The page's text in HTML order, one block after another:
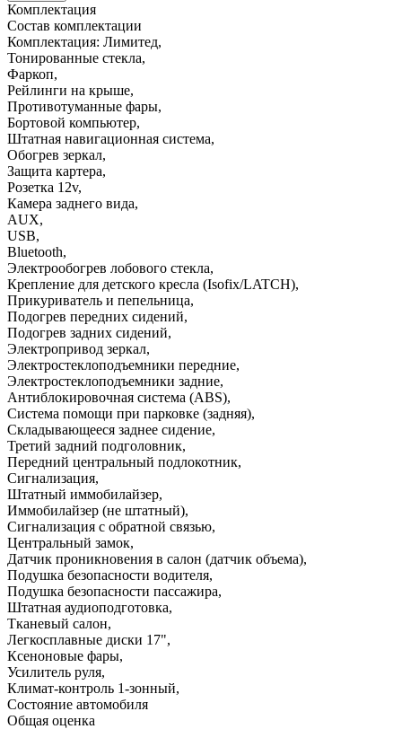
Комплектация
Состав комплектации
Комплектация: Лимитед,
Тонированные стекла,
Фаркоп,
Рейлинги на крыше,
Противотуманные фары,
Бортовой компьютер,
Штатная навигационная система,
Обогрев зеркал,
Защита картера,
Розетка 12v,
Камера заднего вида,
AUX,
USB,
Bluetooth,
Электрообогрев лобового стекла,
Крепление для детского кресла (Isofix/LATCH),
Прикуриватель и пепельница,
Подогрев передних сидений,
Подогрев задних сидений,
Электропривод зеркал,
Электростеклоподъемники передние,
Электростеклоподъемники задние,
Антиблокировочная система (ABS),
Система помощи при парковке (задняя),
Складывающееся заднее сидение,
Третий задний подголовник,
Передний центральный подлокотник,
Сигнализация,
Штатный иммобилайзер,
Иммобилайзер (не штатный),
Сигнализация с обратной связью,
Центральный замок,
Датчик проникновения в салон (датчик объема),
Подушка безопасности водителя,
Подушка безопасности пассажира,
Штатная аудиоподготовка,
Тканевый салон,
Легкосплавные диски 17",
Ксеноновые фары,
Усилитель руля,
Климат-контроль 1-зонный,
Состояние автомобиля
Общая оценка